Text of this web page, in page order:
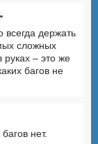
всегда держать
сложных
– это же
багов не
нет.